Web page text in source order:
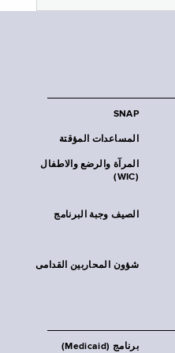
SNAP
المساعدات المؤقتة
المرآة والرضع والاطفال
(WIC)
الصيف وجبة البرنامج
شؤون المحاربين القدامى
برنامج (Medicaid)